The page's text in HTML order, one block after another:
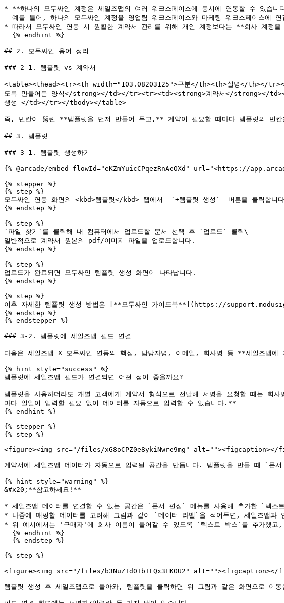
* **하나의 모두싸인 계정은 세일즈맵의 여러 워크스페이스에 동시에 연동할 수 있습
* 따라서 모두싸인 연동 시 원활한 계약서 관리를 위해 개인 계정보다는 **회사 계정을
## 2. 모두싸인 용어 정리
### 2-1. 템플릿 vs 계약서
<table><thead><tr><th width="103.08203125">구분</th><th>설명</th></
도록 만들어둔 양식</strong></td></tr><tr><td><strong>계약서</strong></
생성 </td></tr></tbody></table>
즉, 빈칸이 뚫린 **템플릿을 먼저 만들어 두고,** 계약이 필요할 때마다 템플릿의 빈
## 3. 템플릿
### 3-1. 템플릿 생성하기
{% @arcade/embed flowId="eKZmYuicCPqezRnAeOXd" url="<https://
{% stepper %}
{% step %}
모두싸인 연동 화면의 <kbd>템플릿</kbd> 탭에서  `+템플릿 생성`  버튼을 클릭합니
{% endstep %}
{% step %}
`파일 찾기`를 클릭해 내 컴퓨터에서 업로드할 문서 선택 후 `업로드` 클릭\
일반적으로 계약서 원본의 pdf/이미지 파일을 업로드합니다.
{% endstep %}
{% step %}
업로드가 완료되면 모두싸인 템플릿 생성 화면이 나타납니다.
{% endstep %}
{% step %}
이후 자세한 템플릿 생성 방법은 [**모두싸인 가이드북**](https://
{% endstep %}
{% endstepper %}
### 3-2. 템플릿에 세일즈맵 필드 연결
다음은 세일즈맵 X 모두싸인 연동의 핵심, 담당자명, 이메일, 회사명 등 **세일즈맵에
{% hint style="success" %}
템플릿에 세일즈맵 필드가 연결되면 어떤 점이 좋을까요?
템플릿을 사용하더라도 개별 고객에게 계약서 형식으로 전달해 서명을 요청할 때는
마다 일일이 입력할 필요 없이 데이터를 자동으로 입력할 수 있습니다.**
{% endhint %}
{% stepper %}
{% step %}
<figure><img src="/files/xG8oCPZ0e8ykiNwre9mg"
계약서에 세일즈맵 데이터가 자동으로 입력될 공간을 만듭니다. 템플릿을 만들 때 `
{% hint style="warning" %}
&#x20;**참고하세요!**
* 세일즈맵 데이터를 연결할 수 있는 공간은 `문서 편집` 메뉴를 사용해 추가한 `텍스
* 나중에 매핑할 데이터를 고려해 그림과 같이 `데이터 라벨`을 적어두면, 세일즈맵과
* 위 예시에서는 '구매자'에 회사 이름이 들어갈 수 있도록 `텍스트 박스`를 추가했
{% step %}
<figure><img src="/files/b3NuZId0IbTFQx3EKOU2"
템플릿 생성 후 세일즈맵으로 돌아와, 템플릿을 클릭하면 위 그림과 같은 화면으로 이